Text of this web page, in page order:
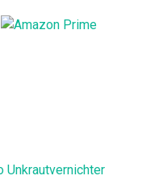
Unkrautvernichter